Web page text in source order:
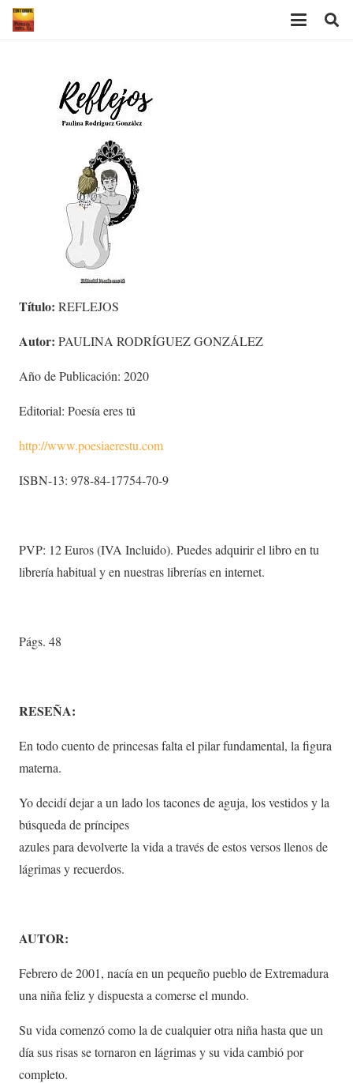
Título: REFLEJOS
Autor: PAULINA RODRÍGUEZ GONZÁLEZ
Año de Publicación: 2020
Editorial: Poesía eres tú
http://www.poesiaerestu.com
ISBN-13: 978-84-17754-70-9
PVP: 12 Euros (IVA Incluido). Puedes adquirir el libro en tu
librería habitual y en nuestras librerías en internet.
Págs. 48
RESEÑA:
En todo cuento de princesas falta el pilar fundamental, la figura
materna.
Yo decidí dejar a un lado los tacones de aguja, los vestidos y la
búsqueda de príncipes
azules para devolverte la vida a través de estos versos llenos de
lágrimas y recuerdos.
AUTOR:
Febrero de 2001, nacía en un pequeño pueblo de Extremadura
una niña feliz y dispuesta a comerse el mundo.
Su vida comenzó como la de cualquier otra niña hasta que un
día sus risas se tornaron en lágrimas y su vida cambió por
completo.